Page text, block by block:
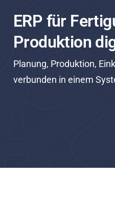
ERP für
Produktion
Planung, Produktion,
verbunden in einem